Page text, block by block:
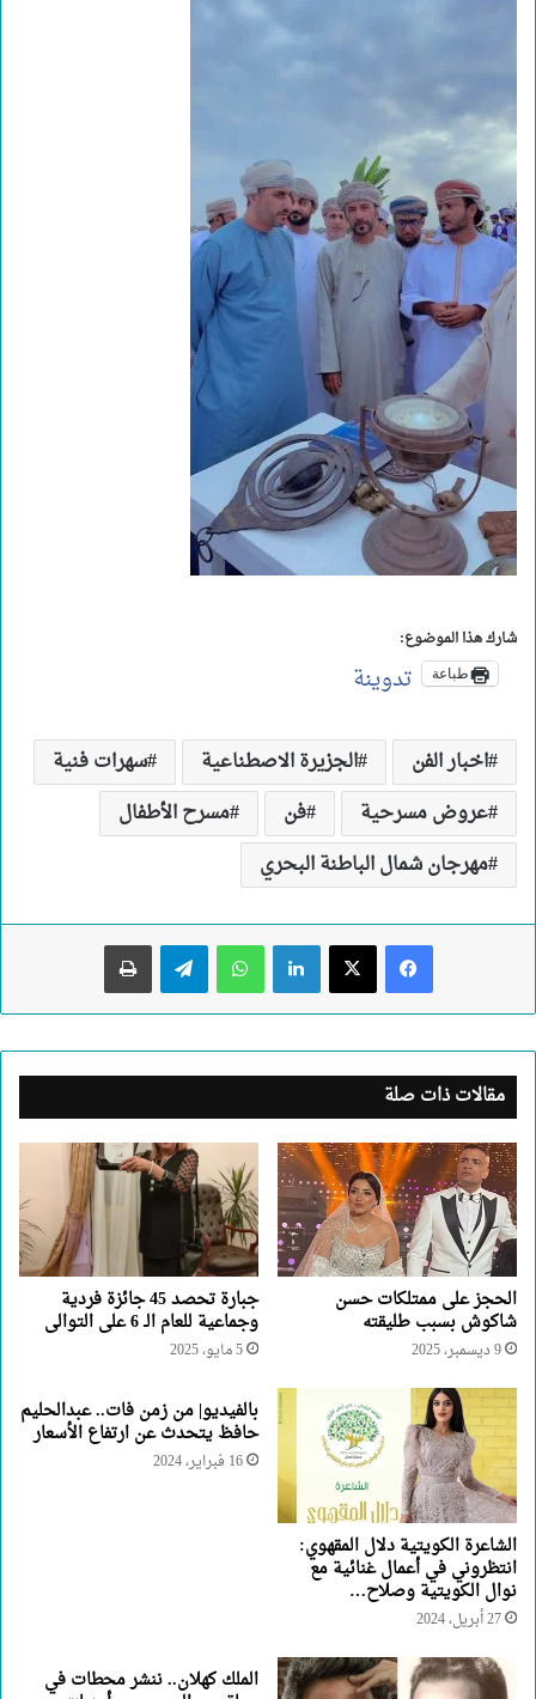
شارك هذا الموضوع:
طباعة تدوينة
اخبار الفن الجزيرة الاصطناعية
سهرات فنية
عروض مسرحية
فن
مسرح الأطفال
مهرجان شمال الباطنة البحري
لينكدإن واتساب تيلقرام طباعة
مقالات ذات صلة
الحجز على ممتلكات حسن
شاكوش بسبب طليقته
9 ديسمبر، 2025
جبارة تحصد 45 جائزة فردية
وجماعية للعام الـ 6 على التوالى
5 مايو، 2025
الشاعرة الكويتية دلال المقهوي:
انتظروني في أعمال غنائية مع
نوال الكويتية وصلاح…
27 أبريل، 2024
بالفيديو| من زمن فات.. عبدالحليم
حافظ يتحدث عن ارتفاع الأسعار
16 فبراير، 2024
الملك كهلان.. ننشر محطات في